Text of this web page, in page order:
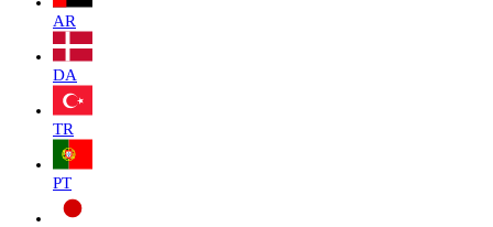
AR
DA
TR
PT